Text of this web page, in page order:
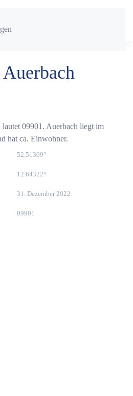
09901. Auerbach liegt im
hat ca. Einwohner.
52.51309°
12.64322°
31. Dezember 2022
09901